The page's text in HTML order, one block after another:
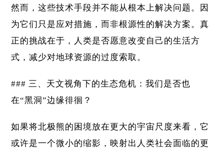
然而，这些技术手段并不能从根本上解决问题。因
为它们只是应对措施，而非根源性的解决方案。真
正的挑战在于，人类是否愿意改变自己的生活方
式，减少对地球资源的过度索取。
### 三、天文视角下的生态危机：我们是否也
在“黑洞”边缘徘徊？
如果将北极熊的困境放在更大的宇宙尺度来看，它
或许是一个微小的缩影，映射出人类社会面临的更